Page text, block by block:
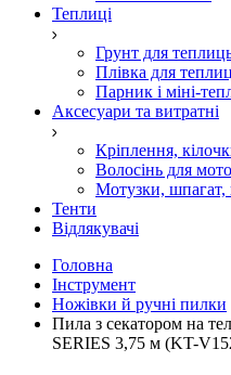
Теплиці
Грунт для
Плівка для
Парник і міні-
Аксесуари та витратні
Кріплення,
Волосінь для
Мотузки,
Тенти
Відлякувачі
Головна
Інструмент
Ножівки й ручні пилки
Пила з секатором на
SERIES 3,75 м (KT-